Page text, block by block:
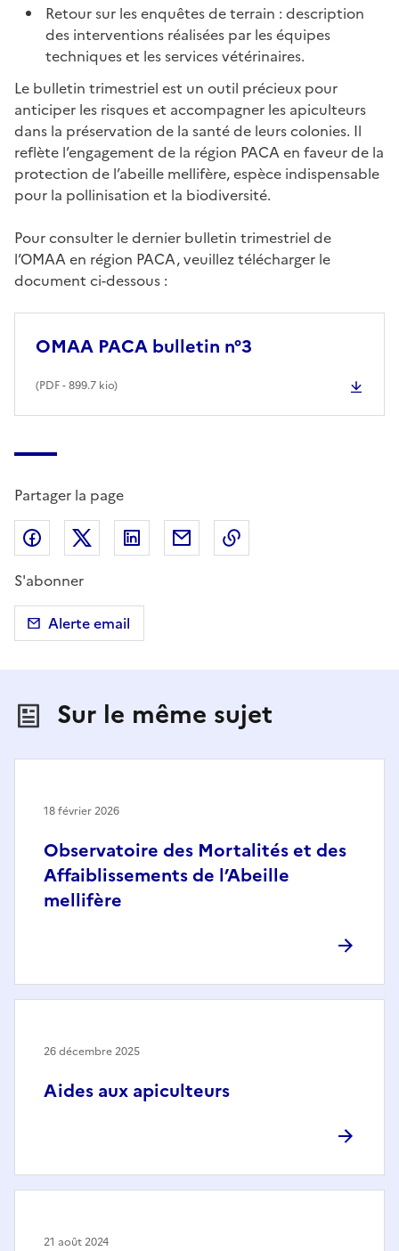
Retour sur les enquêtes de terrain : description
des interventions réalisées par les équipes
techniques et les services vétérinaires.
Le bulletin trimestriel est un outil précieux pour
anticiper les risques et accompagner les apiculteurs
dans la préservation de la santé de leurs colonies. Il
reflète l’engagement de la région PACA en faveur de la
protection de l’abeille mellifère, espèce indispensable
pour la pollinisation et la biodiversité.
Pour consulter le dernier bulletin trimestriel de
l’OMAA en région PACA, veuillez télécharger le
document ci-dessous :
OMAA PACA bulletin n°3
(PDF- 899.7 kio)
Partager la page
Partager sur Facebook
Partager sur X (anciennement Twitter)
Partager sur LinkedIn
Partager par email
S'abonner
Alerte email
Sur le même sujet
Observatoire des Mortalités et des
Affaiblissements de l’Abeille
mellifère
18 février 2026
Aides aux apiculteurs
26 décembre 2025
21 août 2024